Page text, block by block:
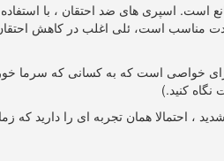
است. اسپری های ضد احتقان ، با
مناسب است، ئلی اغلب در کاهش
خواصی است که به کسانی که سرما
کنید.)
، احتمالا همان تجربه ای را دارید که